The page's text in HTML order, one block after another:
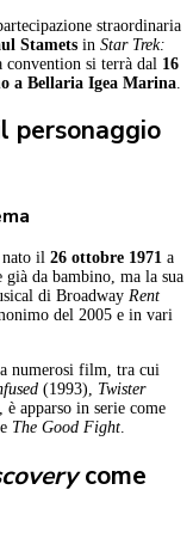
straordinaria
Stamets in Star Trek:
convention si terrà dal 16
a Bellaria Igea Marina.
personaggio
nato il 26 ottobre 1971 a
da bambino, ma la sua
di Broadway Rent
del 2005 e in vari
numerosi film, tra cui
(1993), Twister
apparso in serie come
e The Good Fight.
come